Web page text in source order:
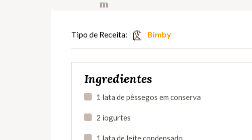
m
Tipo de Receita: Bimby
Ingredientes
1 lata de pêssegos em conserva
2 iogurtes
1 lata de leite condensado.